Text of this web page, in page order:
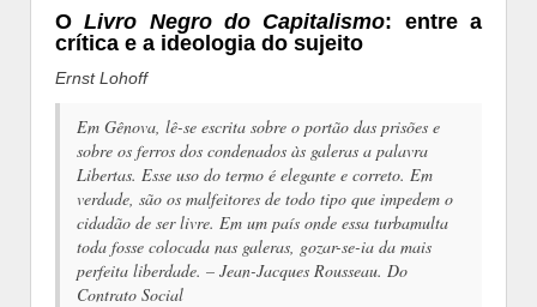
OLivro Negro do Capitalismo: entre a
crítica e a ideologia do sujeito
Ernst Lohoff
Em Gênova, lê-se escrita sobre o portão das prisões e
sobre os ferros dos condenados às galeras a palavra
Libertas. Esse uso do termo é elegante e correto. Em
verdade, são os malfeitores de todo tipo que impedem o
cidadão de ser livre. Em um país onde essa turbamulta
toda fosse colocada nas galeras, gozar-se-ia da mais
perfeita liberdade. – Jean-Jacques Rousseau. Do
Contrato Social